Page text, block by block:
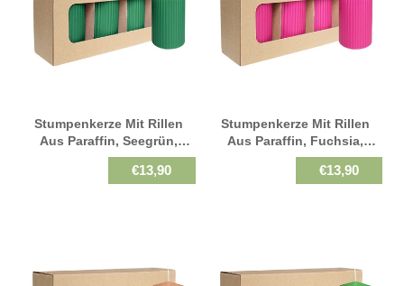
Stumpenkerze Mit Rillen
Aus Paraffin, Seegrün,
WENZEL, 130/70 Mm,
Brenndauer Ca. 57h,
€13,90
Stumpenkerze Mit Rillen
Aus Paraffin, Fuchsia,
WENZEL, 130/70 Mm,
Brenndauer Ca. 57h,
€13,90